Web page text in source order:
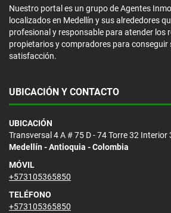
Nuestro portal es un grupo de Agentes
localizados en Medellín y sus alrededores
profesional y responsable para atender los
propietarios y compradores para conseguir
satisfacción.
UBICACIÓN Y CONTACTO
UBICACIÓN
Transversal 4 A # 75 D - 74 Torre 32
Medellín - Antioquia - Colombia
MÓVIL
+573105365850
TELÉFONO
+573105365850